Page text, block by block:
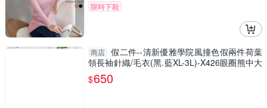
限時下殺
商店 假二件--清新優雅學院風撞色假兩件荷葉
領長袖針織/毛衣(黑.藍XL-3L)-X426眼圈熊中大
尺碼
$650